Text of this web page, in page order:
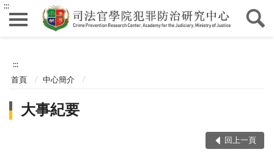
:::
:::
首頁 中心簡介
大事紀要
回上一頁